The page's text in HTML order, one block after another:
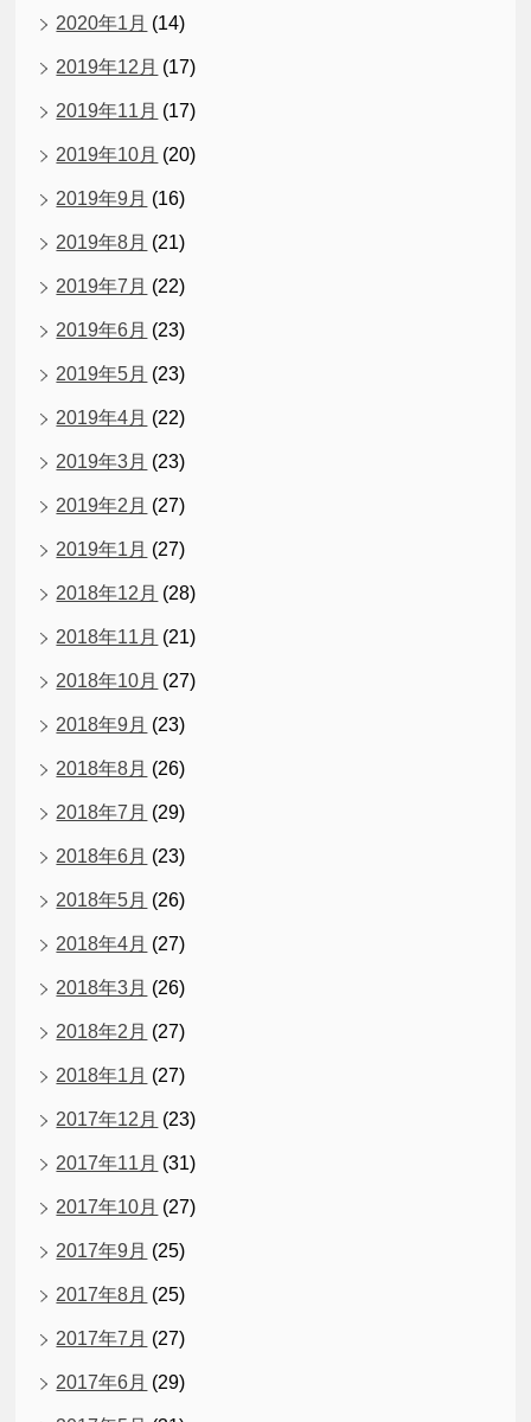
2020年1月 (14)
2019年12月 (17)
2019年11月 (17)
2019年10月 (20)
2019年9月 (16)
2019年8月 (21)
2019年7月 (22)
2019年6月 (23)
2019年5月 (23)
2019年4月 (22)
2019年3月 (23)
2019年2月 (27)
2019年1月 (27)
2018年12月 (28)
2018年11月 (21)
2018年10月 (27)
2018年9月 (23)
2018年8月 (26)
2018年7月 (29)
2018年6月 (23)
2018年5月 (26)
2018年4月 (27)
2018年3月 (26)
2018年2月 (27)
2018年1月 (27)
2017年12月 (23)
2017年11月 (31)
2017年10月 (27)
2017年9月 (25)
2017年8月 (25)
2017年7月 (27)
2017年6月 (29)